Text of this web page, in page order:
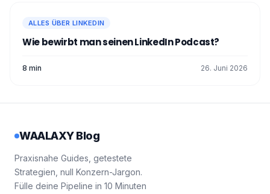
ALLES ÜBER LINKEDIN
Wie bewirbt man seinen LinkedIn Podcast?
8 min 26. Juni 2026
WAALAXY Blog
Praxisnahe Guides, getestete
Strategien, null Konzern-Jargon.
Fülle deine Pipeline in 10 Minuten